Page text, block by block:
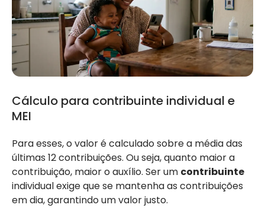
Cálculo para contribuinte individual e
MEI
Para esses, o valor é calculado sobre a média das
últimas 12 contribuições. Ou seja, quanto maior a
contribuição, maior o auxílio. Ser um contribuinte
individual exige que se mantenha as contribuições
em dia, garantindo um valor justo.